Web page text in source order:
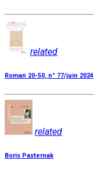
related
Roman 20-50, n° 77/juin 2024
related
Boris Pasternak